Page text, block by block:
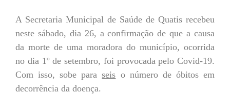
A Secretaria Municipal de Saúde de Quatis recebeu
neste sábado, dia 26, a confirmação de que a causa
da morte de uma moradora do município, ocorrida
no dia 1º de setembro, foi provocada pelo Covid-19.
Com isso, sobe paraseis o número de óbitos em
decorrência da doença.